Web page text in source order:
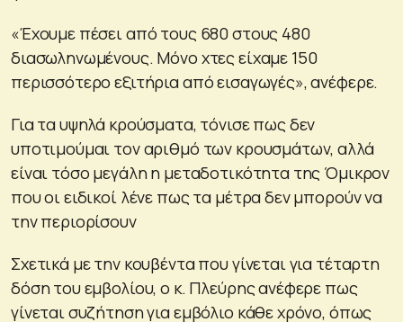
«Έχουμε πέσει από τους 680 στους 480
διασωληνωμένους. Μόνο χτες είχαμε 150
περισσότερο εξιτήρια από εισαγωγές», ανέφερε.
Για τα υψηλά κρούσματα, τόνισε πως δεν
υποτιμούμαι τον αριθμό των κρουσμάτων, αλλά
είναι τόσο μεγάλη η μεταδοτικότητα της Όμικρον
που οι ειδικοί λένε πως τα μέτρα δεν μπορούν να
την περιορίσουν
Σχετικά με την κουβέντα που γίνεται για τέταρτη
δόση του εμβολίου, ο κ. Πλεύρης ανέφερε πως
γίνεται συζήτηση για εμβόλιο κάθε χρόνο, όπως